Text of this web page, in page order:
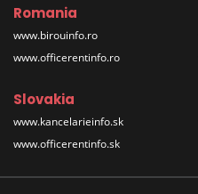
Romania
www.birouinfo.ro
www.officerentinfo.ro
Slovakia
www.kancelarieinfo.sk
www.officerentinfo.sk